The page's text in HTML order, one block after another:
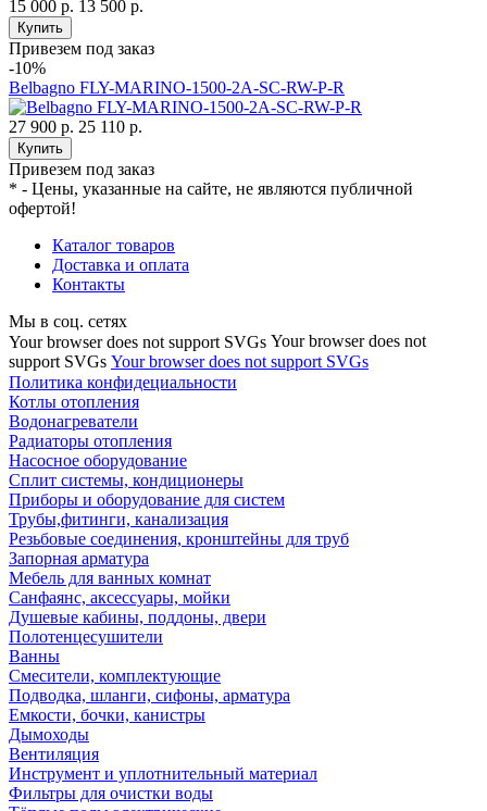
15 000 р. 13 500 р.
Купить
Привезем под заказ
-10%
Belbagno FLY-MARINO-1500-2A-SC-RW-P-R
27 900 р. 25 110 р.
Купить
Привезем под заказ
* - Цены, указанные на сайте, не являются публичной
офертой!
Каталог товаров
Доставка и оплата
Контакты
Мы в соц. сетях
Your browser does not support SVGs Your browser does not
support SVGs Your browser does not support SVGs
Политика конфидециальности
Котлы отопления
Водонагреватели
Радиаторы отопления
Насосное оборудование
Сплит системы, кондиционеры
Приборы и оборудование для систем
Трубы,фитинги, канализация
Резьбовые соединения, кронштейны для труб
Запорная арматура
Мебель для ванных комнат
Санфаянс, аксессуары, мойки
Душевые кабины, поддоны, двери
Полотенцесушители
Ванны
Смесители, комплектующие
Подводка, шланги, сифоны, арматура
Емкости, бочки, канистры
Дымоходы
Вентиляция
Инструмент и уплотнительный материал
Фильтры для очистки воды